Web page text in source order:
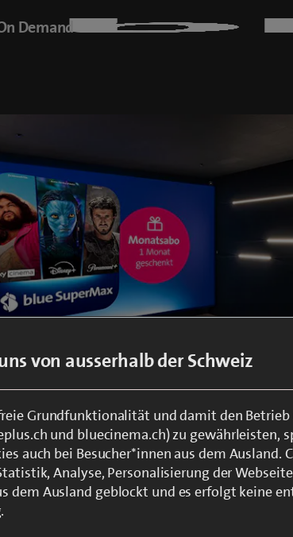
Demand
beste Kino für
von ausserhalb der Schweiz
Grundfunktionalität und damit den Betrieb
und bluecinema.ch) zu gewährleisten,
auch bei Besucher*innen aus dem Ausland.
Analyse, Personalisierung der
dem Ausland geblockt und es erfolgt keine